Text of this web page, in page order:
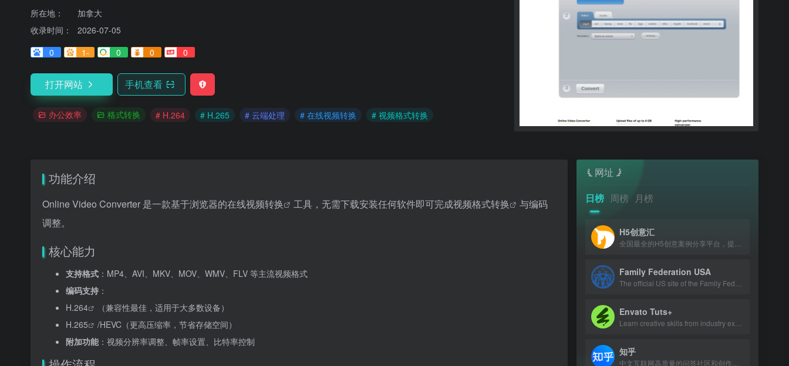
所在地：
加拿大
收录时间：
2026-07-05
0
1- 0 0 0
打开网站 手机查看
办公效率 格式转换 # H.264 # H.265 # 云端处理 # 在线视频转换 # 视频格式转换
功能介绍
Online Video Converter 是一款基于浏览器的在线视频转换 工具，无需下载安装任何软件即可完成视频格式转换
与编码
调整。
核心能力
支持格式 ：MP4、AVI、MKV、MOV、WMV、FLV 等主流视频格式
编码支持 ：
H.264
（兼容性最佳，适用于大多数设备）
H.265
/HEVC（更高压缩率，节省存储空间）
附加功能：视频分辨率调整、帧率设置、比特率控制
网址
日榜 周榜 月榜
H5创意汇
Family Federation USA
Envato Tuts+
知乎